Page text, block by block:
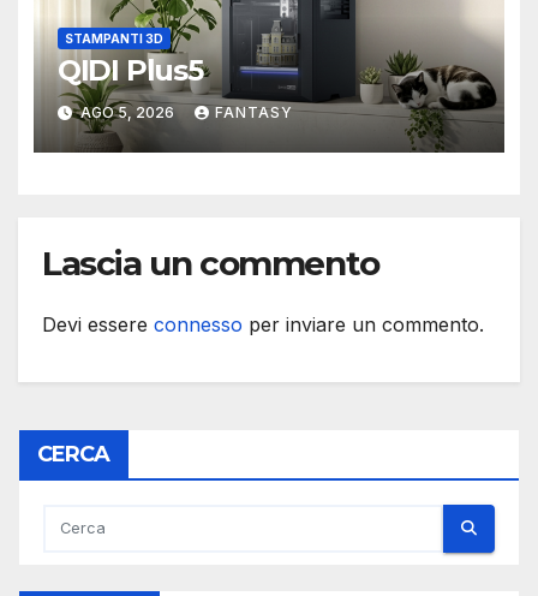
STAMPANTI 3D
QIDI Plus5
AGO 5, 2026 FANTASY
Lascia un commento
Devi essere connesso per inviare un commento.
CERCA